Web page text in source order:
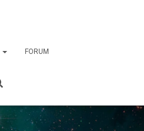
FORUM